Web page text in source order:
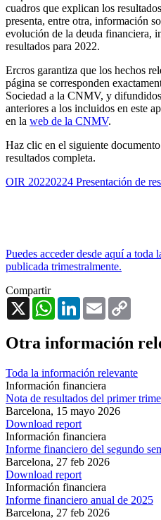
cuadros que explican los
presenta, entre otra, información
evolución de la deuda financiera,
resultados para 2022.
Ercros garantiza que los hechos
página se corresponden
Sociedad a la CNMV, y
anteriores a los incluidos en este
en la web de la CNMV.
Haz clic en el siguiente
resultados completa.
OIR 20220224 Presentación de
Puedes acceder desde aquí a
publicada trimestralmente.
Compartir
X
WhatsAppLinkedInEmail
Otra información
Toda la información relevante
Información financiera
Nota de resultados del primer
Barcelona, 15 mayo 2026
Download report
Información financiera
Informe financiero del segundo
Barcelona, 27 feb 2026
Download report
Información financiera
Informe financiero anual de 2025
Barcelona, 27 feb 2026